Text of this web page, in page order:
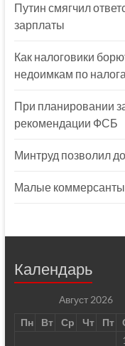
Путин смягчил
зарплаты
Как налоговики
недоимкам по
При планировании
рекомендации ФСБ
Минтруд позволил
Малые коммерсанты
Календарь
Август 2026
Пн
Вт Ср Чт Пт